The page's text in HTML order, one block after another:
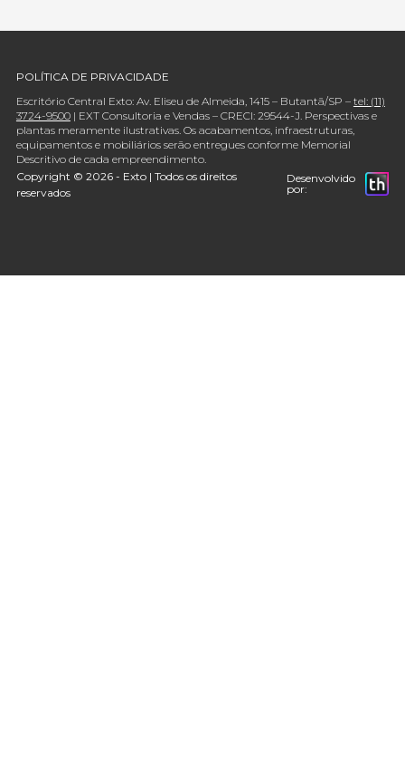
POLÍTICA DE PRIVACIDADE
Escritório Central Exto: Av. Eliseu de Almeida, 1415 – Butantã/SP – tel: (11)
3724-9500| EXT Consultoria e Vendas – CRECI: 29544-J. Perspectivas e
plantas meramente ilustrativas. Os acabamentos, infraestruturas,
equipamentos e mobiliários serão entregues conforme Memorial
Descritivo de cada empreendimento.
Copyright © 2026 - Exto | Todos os direitos
reservados
Desenvolvido
por: